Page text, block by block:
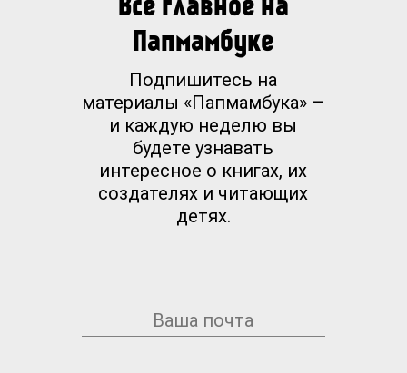
Папмамбуке
Подпишитесь на
материалы «Папмамбука» –
и каждую неделю вы
будете узнавать
интересное о книгах, их
создателях и читающих
детях.